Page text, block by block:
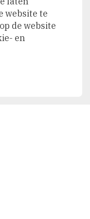
website te
de website
en